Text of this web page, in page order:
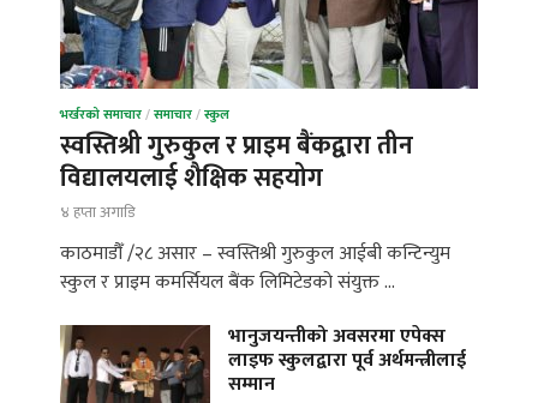
भर्खरको समाचार/समाचार/स्कुल
स्वस्तिश्री गुरुकुल र प्राइम बैंकद्वारा तीन
विद्यालयलाई शैक्षिक सहयोग
४ हप्ता अगाडि
काठमाडौँ /२८ असार – स्वस्तिश्री गुरुकुल आईबी कन्टिन्युम
स्कुल र प्राइम कमर्सियल बैंक लिमिटेडको संयुक्त …
भानुजयन्तीको अवसरमा एपेक्स
लाइफ स्कुलद्वारा पूर्व अर्थमन्त्रीलाई
सम्मान